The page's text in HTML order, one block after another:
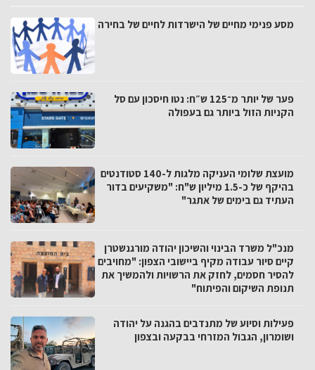
מסע פנימי מחיים של הישרדות לחיים של בחירה
פער של יותר מ־125 ש״ח: נטו חיסכון עם סל
הקניות הזול ביותר גם בעפולה
מועצת שלומי העניקה מלגות ל-140 סטודנטים
בהיקף של כ-1.5 מיליון ש"ח: "משקיעים בדור
העתיד גם בימים של אתגר"
מנכ"ל משרד הבינוי והשיכון יהודה מורגנשטרן
קיים סיור עבודה מקיף ביישובי הצפון: "מחויבים
להסיר חסמים, לחזק את הרשויות ולהמשיך את
תנופת השיקום והפיתוח"
פעילות וסיוע של מתנדבים בהגנה על יהודה
ושומרון, הגבול המזרחי בבקעה ובצפון